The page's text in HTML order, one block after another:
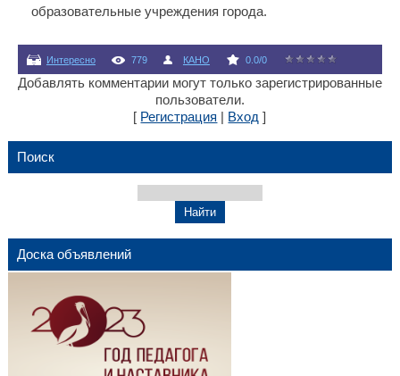
образовательные учреждения города.
Интересно 779 КАНО 0.0/0
Добавлять комментарии могут только зарегистрированные
пользователи.
[ Регистрация Вход ]
Поиск
Доска объявлений